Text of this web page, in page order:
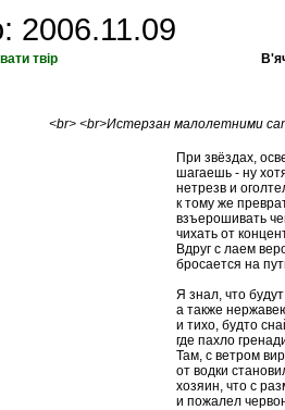
2006.11.09
твір
<br> <br>Истерзан малолетними
При звёздах,
шагаешь - ну
нетрезв и
к тому же
взъерошивать
чихать от
Вдруг с лаем
бросается на
Я знал, что
а также
и тихо, будто
где пахло
Там, с ветром
от водки
хозяин, что с
и пожалел